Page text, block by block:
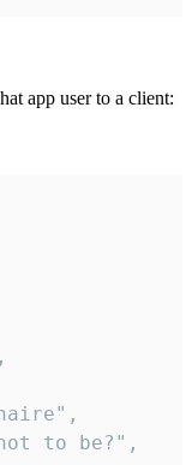
app user to a client: